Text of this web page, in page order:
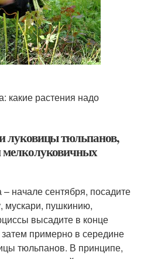
какие растения надо
луковицы тюльпанов,
мелколуковичных
начале сентября, посадите
мускари, пушкинию,
высадите в конце
примерно в середине
тюльпанов. В принципе,